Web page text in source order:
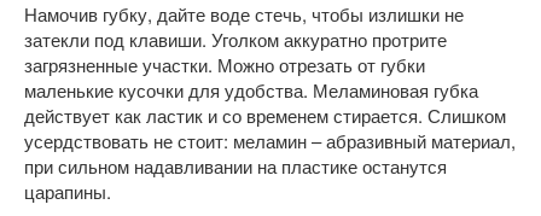
Намочив губку, дайте воде стечь, чтобы излишки не
затекли под клавиши. Уголком аккуратно протрите
загрязненные участки. Можно отрезать от губки
маленькие кусочки для удобства. Меламиновая губка
действует как ластик и со временем стирается. Слишком
усердствовать не стоит: меламин – абразивный материал,
при сильном надавливании на пластике останутся
царапины.